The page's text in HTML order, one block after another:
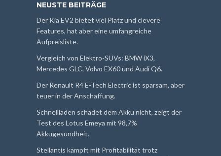
NEUSTE BEITRÄGE
Der Kia EV2 bietet viel Platz und clevere
Features, hat aber eine umfangreiche
Aufpreisliste.
Vergleich von Elektro-SUVs: BMW iX3,
Mercedes GLC, Volvo EX60 und Audi Q6.
Der Renault R4 E-Tech Electric ist sparsam, aber
teuer in der Anschaffung.
Schnellladen schadet dem Akku nicht, zeigt der
Test des Lotus Emeya mit 98,7%
Akkugesundheit.
Stellantis kämpft mit Profitabilität trotz